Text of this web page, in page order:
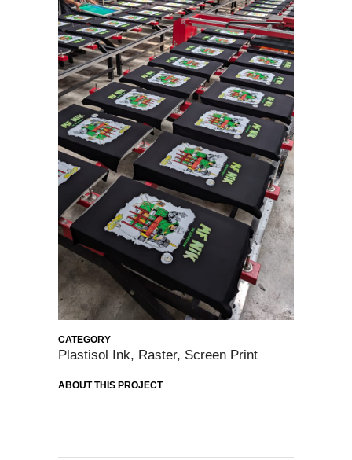
CATEGORY
Plastisol Ink, Raster, Screen Print
ABOUT THIS PROJECT